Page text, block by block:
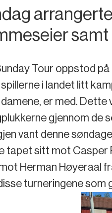
Tour oppstod
i landet litt
er med.
gjennom de
vant denne
tapet sitt mot Casper
Herman Høyeraal
turneringene som